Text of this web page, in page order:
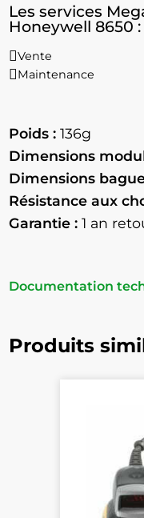
Les services
Honeywell 8650 :
Vente
Maintenance
Poids : 136g
Dimensions
Dimensions
Résistance aux
Garantie : 1 an
Documentation
Produits